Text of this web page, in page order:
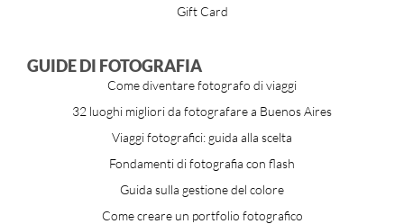
Gift Card
GUIDE DI FOTOGRAFIA
Come diventare fotografo di viaggi
32 luoghi migliori da fotografare a Buenos Aires
Viaggi fotografici: guida alla scelta
Fondamenti di fotografia con flash
Guida sulla gestione del colore
Come creare un portfolio fotografico